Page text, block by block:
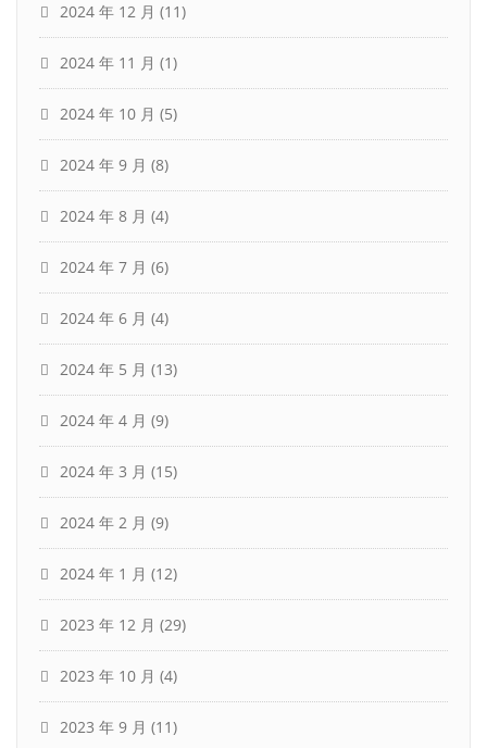
2024 年 12 月 (11)
2024 年 11 月 (1)
2024 年 10 月 (5)
2024 年 9 月 (8)
2024 年 8 月 (4)
2024 年 7 月 (6)
2024 年 6 月 (4)
2024 年 5 月 (13)
2024 年 4 月 (9)
2024 年 3 月 (15)
2024 年 2 月 (9)
2024 年 1 月 (12)
2023 年 12 月 (29)
2023 年 10 月 (4)
2023 年 9 月 (11)